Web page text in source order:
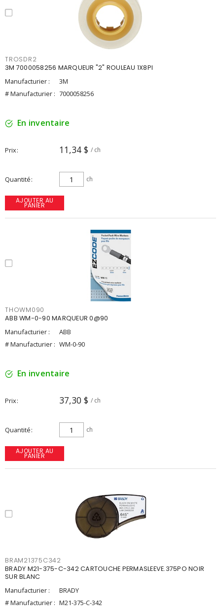
TROSDR2
3M 7000058256 MARQUEUR "2" ROULEAU 1X8PI
Manufacturier :
3M
# Manufacturier : 7000058256
En inventaire
Prix 11,34 $ / ch
Quantité ch
AJOUTER AU
PANIER
THOWM090
ABB WM-0-90 MARQUEUR 0@90
Manufacturier :
ABB
# Manufacturier : WM-0-90
En inventaire
Prix 37,30 $ / ch
Quantité ch
AJOUTER AU
PANIER
BRAM21375C342
BRADY M21-375-C-342 CARTOUCHE PERMASLEEVE.375PO NOIR
SUR BLANC
Manufacturier :
BRADY
# Manufacturier : M21-375-C-342